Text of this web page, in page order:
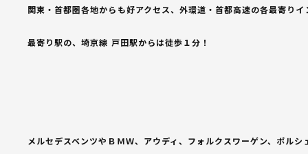
関東・首都圏各地からも好アクセス、外環道・首都高速の各最寄り
最寄り駅の、埼京線 戸田駅からは徒歩１分！
メルセデスベンツやＢＭＷ、アウディ、フォルクスワーゲン、ポル